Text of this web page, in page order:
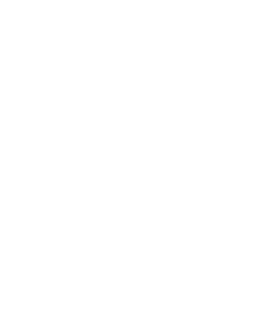
si myšlienky v hlave.